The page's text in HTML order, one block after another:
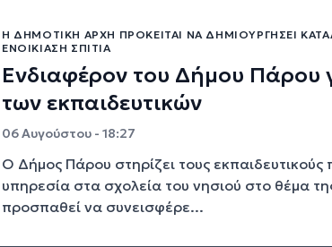
Η ΔΗΜΟΤΙΚΉ ΑΡΧΉ ΠΡΌΚΕΙΤΑΙ ΝΑ ΔΗΜΙΟΥΡΓΉΣΕΙ
ΕΝΟΙΚΊΑΣΗ ΣΠΊΤΙΑ
Ενδιαφέρον του Δήμου Πάρου
των εκπαιδευτικών
06 Αυγούστου - 18:27
Ο Δήμος Πάρου στηρίζει τους
υπηρεσία στα σχολεία του νησιού στο θέμα
προσπαθεί να συνεισφέρε...